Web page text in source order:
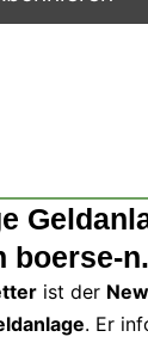
boerse-
ist der
. Er